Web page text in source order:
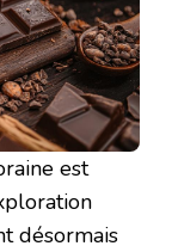
est
désormais